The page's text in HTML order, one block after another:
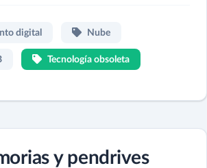
digital Nube
Tecnología obsoleta
y pendrives